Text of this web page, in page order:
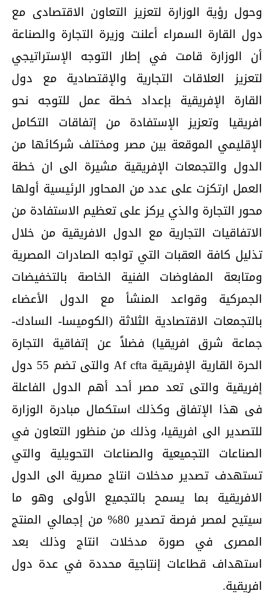
وحول رؤية الوزارة لتعزيز التعاون الاقتصادى مع
دول القارة السمراء أعلنت وزيرة التجارة والصناعة
أن الوزارة قامت في إطار التوجه الإستراتيجي
لتعزيز العلاقات التجارية والإقتصادية مع دول
القارة الإفريقية بإعداد خطة عمل للتوجه نحو
افريقيا وتعزيز الإستفادة من إتفاقات التكامل
الإقليمي الموقعة بين مصر ومختلف شركائها من
الدول والتجمعات الإفريقية مشيرة الى ان خطة
العمل ارتكزت على عدد من المحاور الرئيسية أولها
محور التجارة والذي يركز على تعظيم الاستفادة من
الاتفاقيات التجارية مع الدول الافريقية من خلال
تذليل كافة العقبات التي تواجه الصادرات المصرية
ومتابعة المفاوضات الفنية الخاصة بالتخفيضات
الجمركية وقواعد المنشأ مع الدول الأعضاء
بالتجمعات الاقتصادية الثلاثة (الكوميسا- السادك-
جماعة شرق افريقيا) فضلاً عن إتفاقية التجارة
الحرة القارية الإفريقية Af cfta والتى تضم 55 دول
إفريقية والتى تعد مصر أحد أهم الدول الفاعلة
فى هذا الإتفاق وكذلك استكمال مبادرة الوزارة
للتصدير الى افريقيا، وذلك من منظور التعاون في
الصناعات التجميعية والصناعات التحويلية والتي
تستهدف تصدير مدخلات انتاج مصرية الى الدول
الافريقية بما يسمح بالتجميع الأولى وهو ما
سيتيح لمصر فرصة تصدير 80% من إجمالي المنتج
المصرى في صورة مدخلات انتاج وذلك بعد
استهداف قطاعات إنتاجية محددة في عدة دول
افريقية.